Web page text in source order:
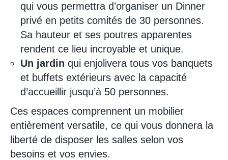
qui vous permettra d’organiser un Dinner
privé en petits comités de 30 personnes.
Sa hauteur et ses poutres apparentes
rendent ce lieu incroyable et unique.
Un jardin qui enjolivera tous vos banquets
et buffets extérieurs avec la capacité
d’accueillir jusqu’à 50 personnes.
Ces espaces comprennent un mobilier
entièrement versatile, ce qui vous donnera la
liberté de disposer les salles selon vos
besoins et vos envies.